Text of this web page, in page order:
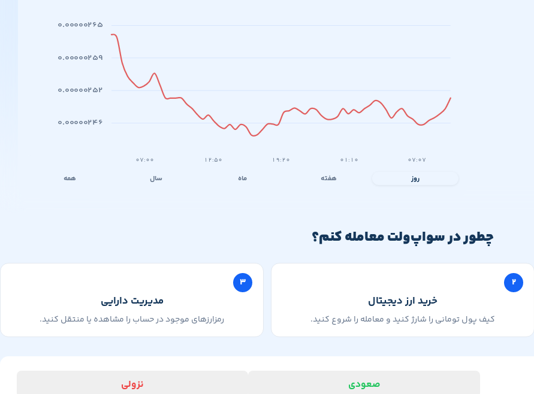
۰.۰۰۰۰۰۲۶۵
۰.۰۰۰۰۰۲۵۹
۰.۰۰۰۰۰۲۵۲
۰.۰۰۰۰۰۲۴۶
۰۷:۰۰ ۱۲:۵۰ ۱۹:۲۰ ۰۱:۱۰ ۰۷:۰۷
روز هفته ماه سال همه
چطور در سواپ‌ولت معامله کنم؟
۲
خرید ارز دیجیتال
کیف پول تومانی را شارژ کنید و معامله را شروع کنید.
۳
مدیریت دارایی
رمزارزهای موجود در حساب را مشاهده یا منتقل کنید.
صعودی نزولی